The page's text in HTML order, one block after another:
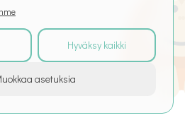
oikeudet pidätetään
Puro EditorTietosuoja
Hyväksy kaikki
asetuksia